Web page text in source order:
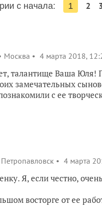
с начала: 1 2
Москва 4 марта 2018,
талантище Ваша
замечательных
с ее
Петропавловск 4 марта
Я, если честно,
восторге от ее